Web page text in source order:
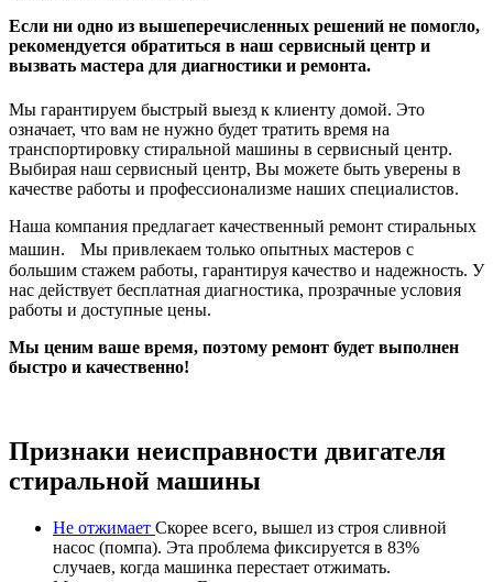
Если ни одно из вышеперечисленных решений не помогло,
рекомендуется обратиться в наш сервисный центр и
вызвать мастера для диагностики и ремонта.
Мы гарантируем быстрый выезд к клиенту домой. Это
означает, что вам не нужно будет тратить время на
транспортировку стиральной машины в сервисный центр.
Выбирая наш сервисный центр, Вы можете быть уверены в
качестве работы и профессионализме наших специалистов.
Наша компания предлагает качественный ремонт стиральных
машин. Мы привлекаем только опытных мастеров с
большим стажем работы, гарантируя качество и надежность. У
нас действует бесплатная диагностика, прозрачные условия
работы и доступные цены.
Мы ценим ваше время, поэтому ремонт будет выполнен
быстро и качественно!
Признаки неисправности двигателя
стиральной машины
Не отжимает Скорее всего, вышел из строя сливной
насос (помпа). Эта проблема фиксируется в 83%
случаев, когда машинка перестает отжимать.